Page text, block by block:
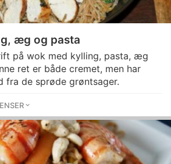
æg og pasta
på wok med kylling, pasta, æg
ret er både cremet, men har
fra de sprøde grøntsager.